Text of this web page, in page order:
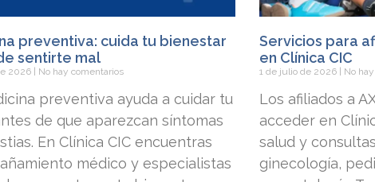
preventiva: cuida tu bienestar
sentirte mal
2026 No hay comentarios
preventiva ayuda a cuidar tu
de que aparezcan síntomas
En Clínica CIC encuentras
médico y especialistas
Servicios para
en Clínica CIC
1 de julio de 2026 No
Los afiliados a
acceder en
salud y
ginecología,